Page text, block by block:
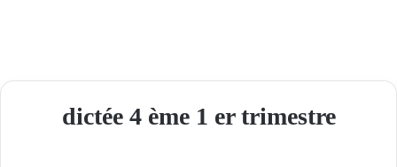
dictée 4 ème 1 er trimestre